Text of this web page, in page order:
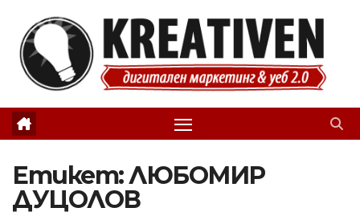
content
Етикет:ЛЮБОМИР
ДУЦОЛОВ